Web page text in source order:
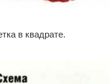
в квадрате.